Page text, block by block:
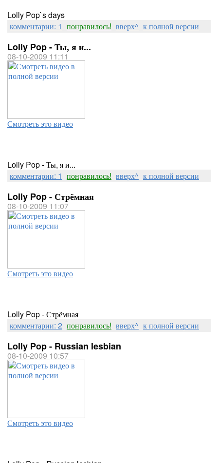
Lolly Pop`s days
комментарии: 1 понравилось! вверх^ к полной версии
Lolly Pop - Ты, я и...
08-10-2009 11:11
Смотреть это видео
Lolly Pop - Ты, я и...
комментарии: 1 понравилось! вверх^ к полной версии
Lolly Pop - Стрёмная
08-10-2009 11:07
Смотреть это видео
Lolly Pop - Стрёмная
комментарии: 2 понравилось! вверх^ к полной версии
Lolly Pop - Russian lesbian
08-10-2009 10:57
Смотреть это видео